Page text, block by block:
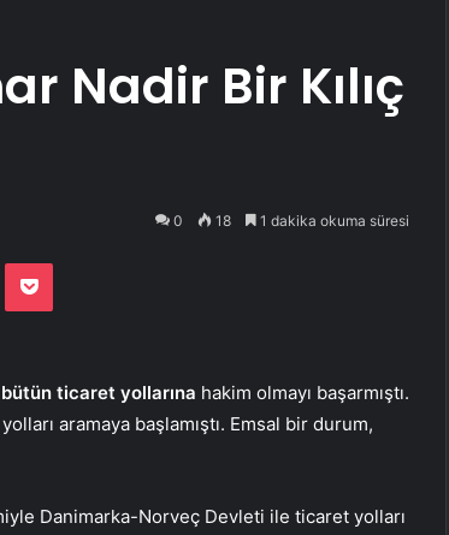
Nadir Bir Kılıç
0 18 1 dakika okuma süresi
Pocket
bütün ticaret yollarına hakim olmayı başarmıştı.
aramaya başlamıştı. Emsal bir durum,
Danimarka-Norveç Devleti ile ticaret yolları